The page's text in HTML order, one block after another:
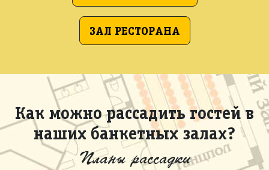
ЗАЛ РЕСТОРАНА
Как можно рассадить гостей в
наших банкетных залах?
Планы рассадки